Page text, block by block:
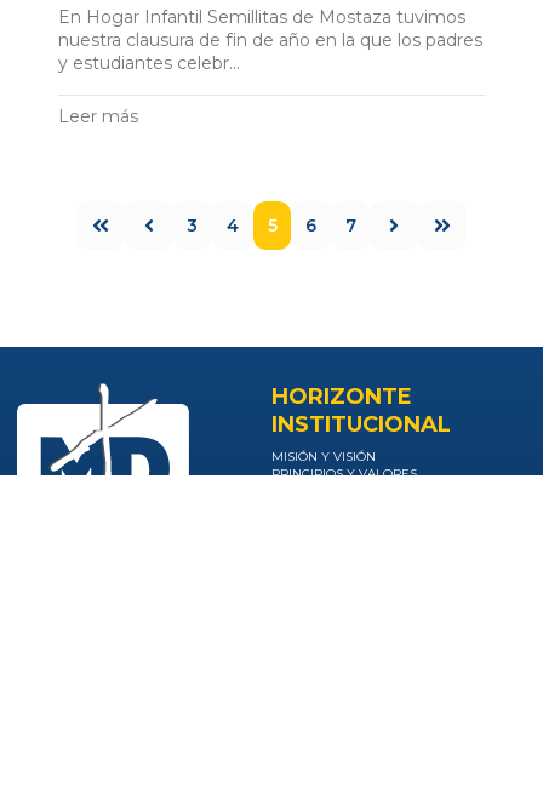
En Hogar Infantil Semillitas de Mostaza tuvimos
nuestra clausura de fin de año en la que los padres
y estudiantes celebr...
Leer más
1ro. Ant. 3 4 5 6 7 Sig. Últ.
HORIZONTE
INSTITUCIONAL
MISIÓN Y VISIÓN
PRINCIPIOS Y VALORES